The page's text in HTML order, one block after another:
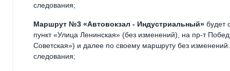
следования;
Маршрут №3 «Автовокзал - Индустриальный» будет
пункт «Улица Ленинская» (без изменений), на пр-т
Советская») и далее по своему маршруту без
следования;